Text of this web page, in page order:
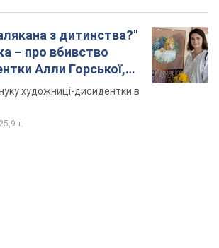
з дитинства?"
– про вбивство
Алли Горської,
Стуса та втечу в
художниці-дисидентки в
25,9 т.